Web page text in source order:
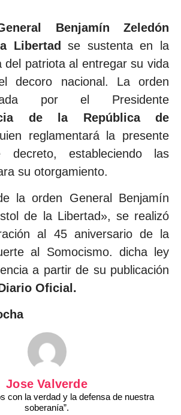
Benjamín Zeledón
Libertad se sustenta en la
del patriota al entregar su vida
decoro nacional. La orden
por el Presidente
de la República de
reglamentará la presente
decreto, estableciendo las
su otorgamiento.
la orden General Benjamín
de la Libertad», se realizó
al 45 aniversario de la
al Somocismo. dicha ley
a partir de su publicación
Oficial.
Jose Valverde
con la verdad y la defensa de nuestra
soberanía”.